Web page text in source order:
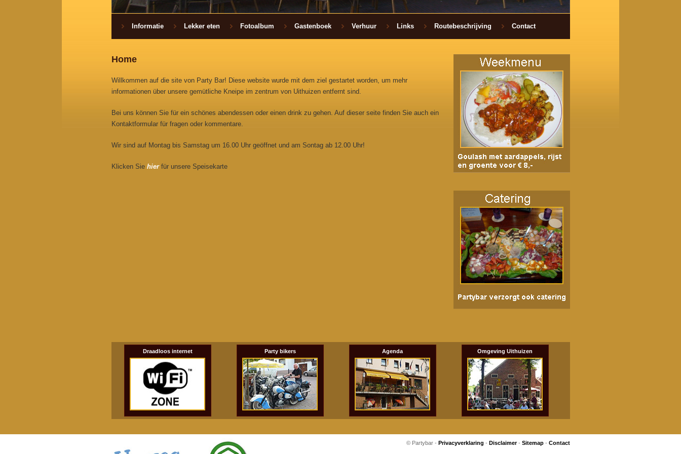
Informatie Lekker eten Fotoalbum Gastenboek Verhuur Links Routebeschrijving Contact
Home
Willkommen auf die site von Party Bar! Diese website wurde mit dem ziel gestartet worden, um mehr
informationen über unsere gemütliche Kneipe im zentrum von Uithuizen entfernt sind.
Bei uns können Sie für ein schönes abendessen oder einen drink zu gehen. Auf dieser seite finden Sie auch ein
Kontaktformular für fragen oder kommentare.
Wir sind auf Montag bis Samstag um 16.00 Uhr geöffnet und am Sontag ab 12.00 Uhr!
Klicken Sie hierfür unsere Speisekarte
Draadloos internet Party bikers Agenda Omgeving Uithuizen
© Partybar - Privacyverklaring - Disclaimer- Sitemap- Contact